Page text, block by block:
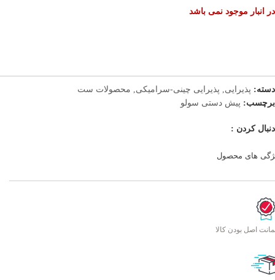
در انبار موجود نمی باشد
دسته: پذیرایی پذیرایی چینی-سرامیکی
محصولات ست
برچسب: پیش دستی سولو
دنبال کردن :
های محصول
اصل بودن کالا